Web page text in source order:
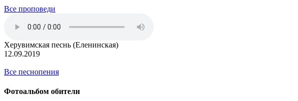
Все проповеди
Херувимская песнь (Еленинская)
12.09.2019
Все песнопения
Фотоальбом обители